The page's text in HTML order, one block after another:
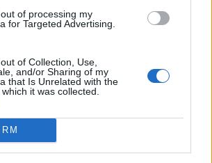
of processing my
for Targeted Advertising.
of Collection, Use,
and/or Sharing of my
that Is Unrelated with the
it was collected.
δεν έγιναν ποτέ οι θρύλοι που